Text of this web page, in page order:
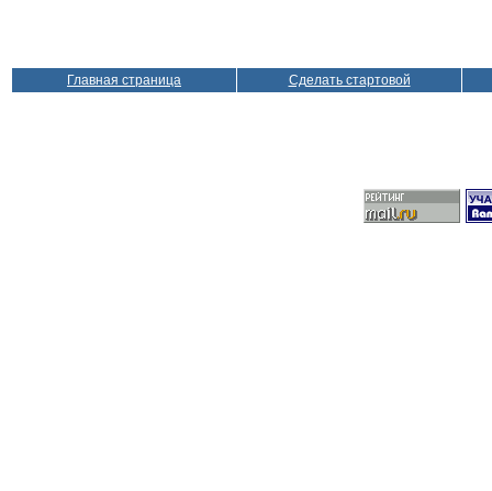
Главная страница Сделать стартовой